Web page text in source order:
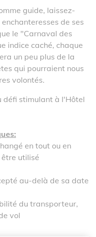
guide, laissez-
de ses
le "Carnaval des
indice caché, chaque
un peu plus de la
qui pourraient nous
volontés.
défi stimulant à l'Hôtel
en tout ou en
utilisé
au-delà de sa date
du transporteur,
vol